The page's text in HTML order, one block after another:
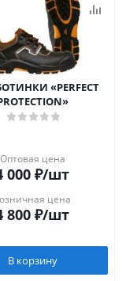
«PERFECT
Оптовая цена
000 ₽/шт
цена
800 ₽/шт
В корзину